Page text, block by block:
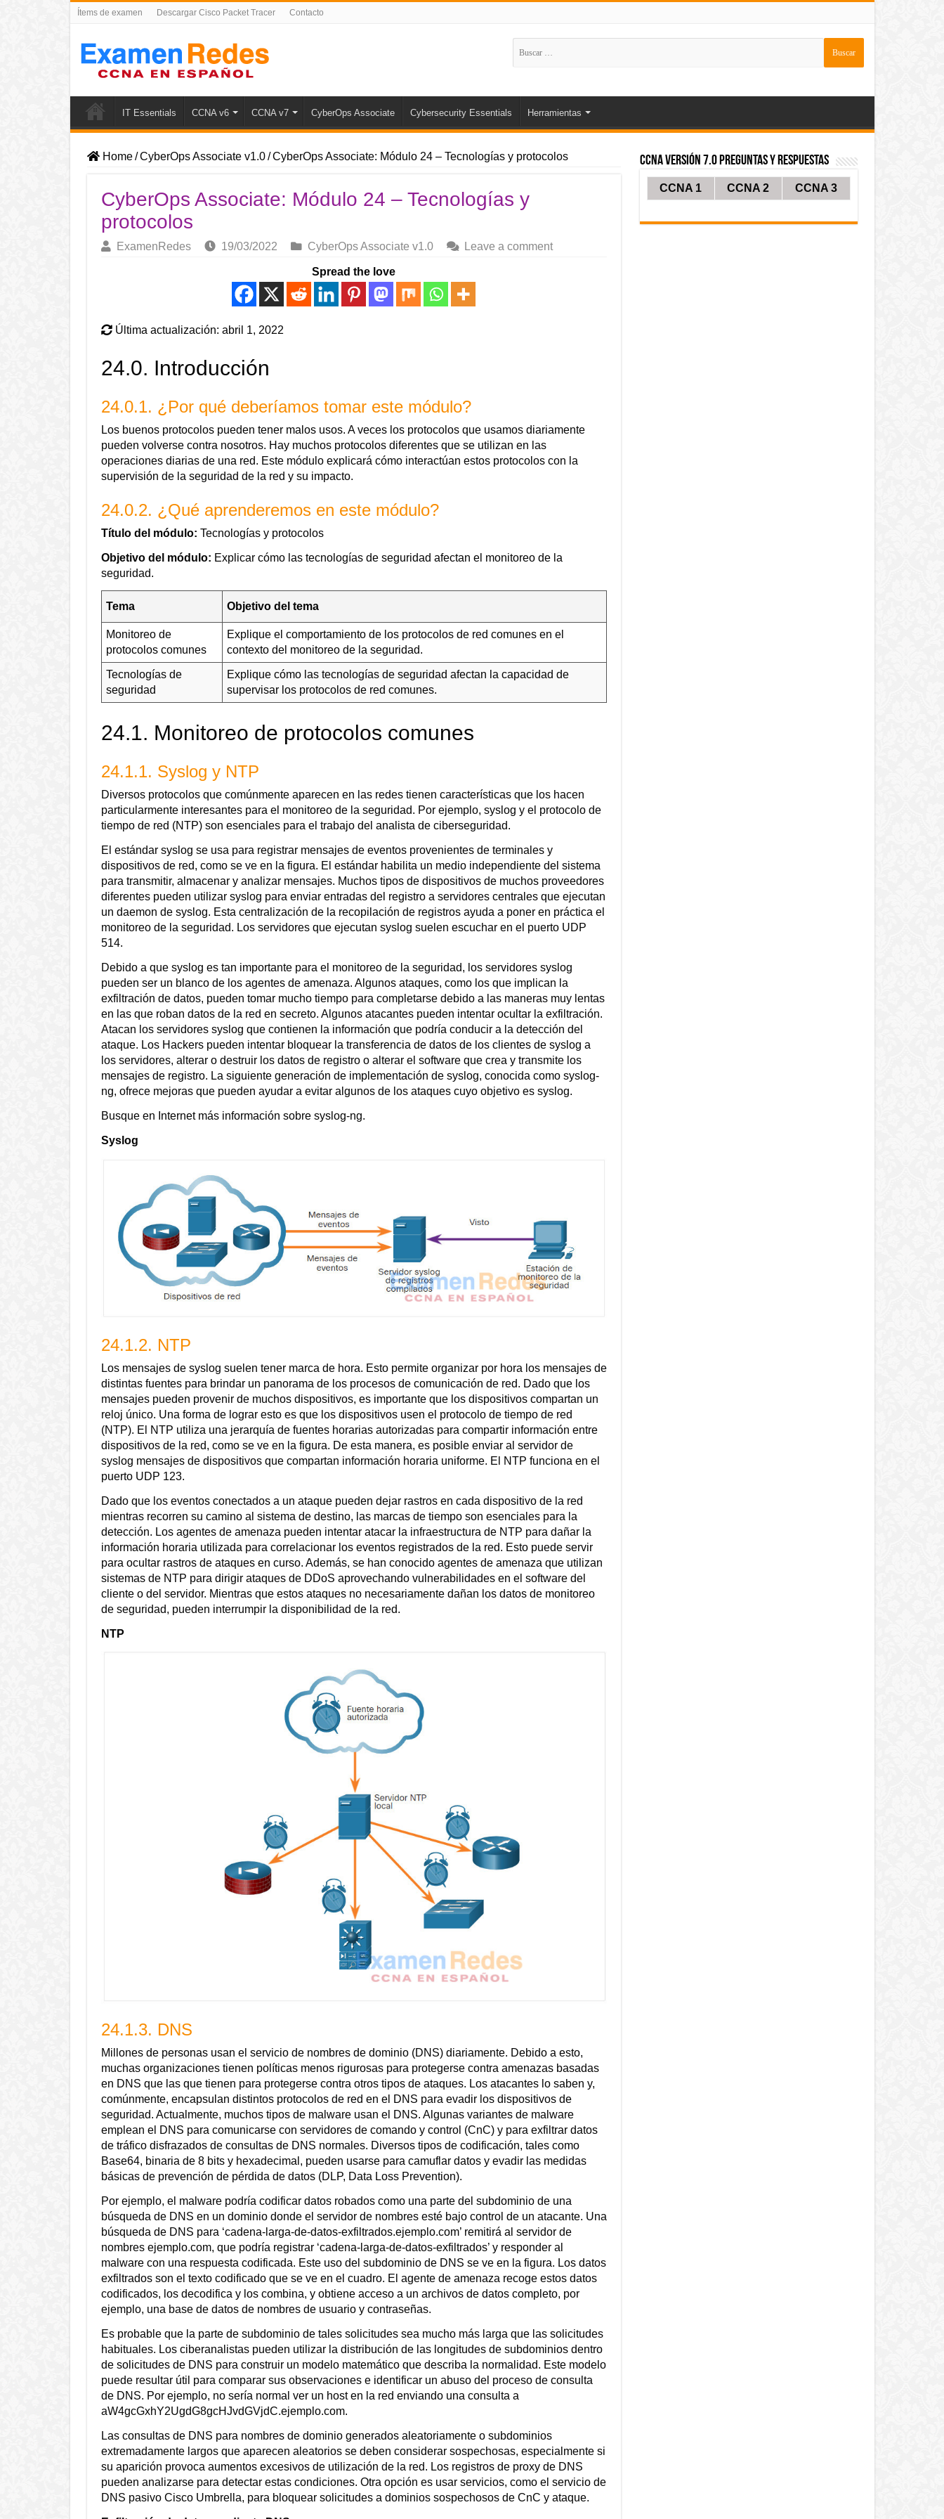
Ítems de examen Descargar Cisco Packet Tracer Contacto
Buscar:
IT Essentials CCNA v6 CCNA v7 CyberOps Associate Cybersecurity Essentials Herramientas
Home / CyberOps Associate v1.0 / CyberOps Associate: Módulo 24 – Tecnologías y protocolos
CyberOps Associate: Módulo 24 – Tecnologías y
protocolos
ExamenRedes 19/03/2022 CyberOps Associate v1.0 Leave a comment
Spread the love
Última actualización: abril 1, 2022
24.0. Introducción
24.0.1. ¿Por qué deberíamos tomar este módulo?
Los buenos protocolos pueden tener malos usos. A veces los protocolos que usamos diariamente
pueden volverse contra nosotros. Hay muchos protocolos diferentes que se utilizan en las
operaciones diarias de una red. Este módulo explicará cómo interactúan estos protocolos con la
supervisión de la seguridad de la red y su impacto.
24.0.2. ¿Qué aprenderemos en este módulo?
Título del módulo: Tecnologías y protocolos
Objetivo del módulo: Explicar cómo las tecnologías de seguridad afectan el monitoreo de la
seguridad.
Tema Objetivo del tema
Monitoreo de
protocolos comunes
Explique el comportamiento de los protocolos de red comunes en el
contexto del monitoreo de la seguridad.
Tecnologías de
seguridad
Explique cómo las tecnologías de seguridad afectan la capacidad de
supervisar los protocolos de red comunes.
24.1. Monitoreo de protocolos comunes
24.1.1. Syslog y NTP
Diversos protocolos que comúnmente aparecen en las redes tienen características que los hacen
particularmente interesantes para el monitoreo de la seguridad. Por ejemplo, syslog y el protocolo de
tiempo de red (NTP) son esenciales para el trabajo del analista de ciberseguridad.
El estándar syslog se usa para registrar mensajes de eventos provenientes de terminales y
dispositivos de red, como se ve en la figura. El estándar habilita un medio independiente del sistema
para transmitir, almacenar y analizar mensajes. Muchos tipos de dispositivos de muchos proveedores
diferentes pueden utilizar syslog para enviar entradas del registro a servidores centrales que ejecutan
un daemon de syslog. Esta centralización de la recopilación de registros ayuda a poner en práctica el
monitoreo de la seguridad. Los servidores que ejecutan syslog suelen escuchar en el puerto UDP
514.
Debido a que syslog es tan importante para el monitoreo de la seguridad, los servidores syslog
pueden ser un blanco de los agentes de amenaza. Algunos ataques, como los que implican la
exfiltración de datos, pueden tomar mucho tiempo para completarse debido a las maneras muy lentas
en las que roban datos de la red en secreto. Algunos atacantes pueden intentar ocultar la exfiltración.
Atacan los servidores syslog que contienen la información que podría conducir a la detección del
ataque. Los Hackers pueden intentar bloquear la transferencia de datos de los clientes de syslog a
los servidores, alterar o destruir los datos de registro o alterar el software que crea y transmite los
mensajes de registro. La siguiente generación de implementación de syslog, conocida como syslog-
ng, ofrece mejoras que pueden ayudar a evitar algunos de los ataques cuyo objetivo es syslog.
Busque en Internet más información sobre syslog-ng.
Syslog
24.1.2. NTP
Los mensajes de syslog suelen tener marca de hora. Esto permite organizar por hora los mensajes de
distintas fuentes para brindar un panorama de los procesos de comunicación de red. Dado que los
mensajes pueden provenir de muchos dispositivos, es importante que los dispositivos compartan un
reloj único. Una forma de lograr esto es que los dispositivos usen el protocolo de tiempo de red
(NTP). El NTP utiliza una jerarquía de fuentes horarias autorizadas para compartir información entre
dispositivos de la red, como se ve en la figura. De esta manera, es posible enviar al servidor de
syslog mensajes de dispositivos que compartan información horaria uniforme. El NTP funciona en el
puerto UDP 123.
Dado que los eventos conectados a un ataque pueden dejar rastros en cada dispositivo de la red
mientras recorren su camino al sistema de destino, las marcas de tiempo son esenciales para la
detección. Los agentes de amenaza pueden intentar atacar la infraestructura de NTP para dañar la
información horaria utilizada para correlacionar los eventos registrados de la red. Esto puede servir
para ocultar rastros de ataques en curso. Además, se han conocido agentes de amenaza que utilizan
sistemas de NTP para dirigir ataques de DDoS aprovechando vulnerabilidades en el software del
cliente o del servidor. Mientras que estos ataques no necesariamente dañan los datos de monitoreo
de seguridad, pueden interrumpir la disponibilidad de la red.
NTP
24.1.3. DNS
Millones de personas usan el servicio de nombres de dominio (DNS) diariamente. Debido a esto,
muchas organizaciones tienen políticas menos rigurosas para protegerse contra amenazas basadas
en DNS que las que tienen para protegerse contra otros tipos de ataques. Los atacantes lo saben y,
comúnmente, encapsulan distintos protocolos de red en el DNS para evadir los dispositivos de
seguridad. Actualmente, muchos tipos de malware usan el DNS. Algunas variantes de malware
emplean el DNS para comunicarse con servidores de comando y control (CnC) y para exfiltrar datos
de tráfico disfrazados de consultas de DNS normales. Diversos tipos de codificación, tales como
Base64, binaria de 8 bits y hexadecimal, pueden usarse para camuflar datos y evadir las medidas
básicas de prevención de pérdida de datos (DLP, Data Loss Prevention).
Por ejemplo, el malware podría codificar datos robados como una parte del subdominio de una
búsqueda de DNS en un dominio donde el servidor de nombres esté bajo control de un atacante. Una
búsqueda de DNS para ‘cadena-larga-de-datos-exfiltrados.ejemplo.com’ remitirá al servidor de
nombres ejemplo.com, que podría registrar ‘cadena-larga-de-datos-exfiltrados’ y responder al
malware con una respuesta codificada. Este uso del subdominio de DNS se ve en la figura. Los datos
exfiltrados son el texto codificado que se ve en el cuadro. El agente de amenaza recoge estos datos
codificados, los decodifica y los combina, y obtiene acceso a un archivos de datos completo, por
ejemplo, una base de datos de nombres de usuario y contraseñas.
Es probable que la parte de subdominio de tales solicitudes sea mucho más larga que las solicitudes
habituales. Los ciberanalistas pueden utilizar la distribución de las longitudes de subdominios dentro
de solicitudes de DNS para construir un modelo matemático que describa la normalidad. Este modelo
puede resultar útil para comparar sus observaciones e identificar un abuso del proceso de consulta
de DNS. Por ejemplo, no sería normal ver un host en la red enviando una consulta a
aW4gcGxhY2UgdG8gcHJvdGVjdC.ejemplo.com.
Las consultas de DNS para nombres de dominio generados aleatoriamente o subdominios
extremadamente largos que aparecen aleatorios se deben considerar sospechosas, especialmente si
su aparición provoca aumentos excesivos de utilización de la red. Los registros de proxy de DNS
pueden analizarse para detectar estas condiciones. Otra opción es usar servicios, como el servicio de
DNS pasivo Cisco Umbrella, para bloquear solicitudes a dominios sospechosos de CnC y ataque.
CCNA Versión 7.0 Preguntas y Respuestas
CCNA 1 CCNA 2 CCNA 3